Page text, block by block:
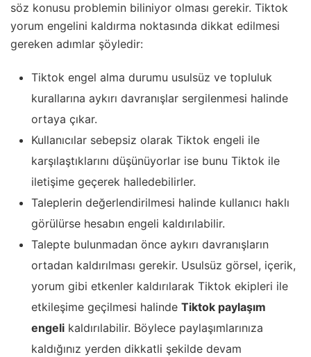
söz konusu problemin biliniyor olması gerekir. Tiktok
yorum engelini kaldırma noktasında dikkat edilmesi
gereken adımlar şöyledir:
Tiktok engel alma durumu usulsüz ve topluluk
kurallarına aykırı davranışlar sergilenmesi halinde
ortaya çıkar.
Kullanıcılar sebepsiz olarak Tiktok engeli ile
karşılaştıklarını düşünüyorlar ise bunu Tiktok ile
iletişime geçerek halledebilirler.
Taleplerin değerlendirilmesi halinde kullanıcı haklı
görülürse hesabın engeli kaldırılabilir.
Talepte bulunmadan önce aykırı davranışların
ortadan kaldırılması gerekir. Usulsüz görsel, içerik,
yorum gibi etkenler kaldırılarak Tiktok ekipleri ile
etkileşime geçilmesi halinde Tiktok paylaşım
engeli kaldırılabilir. Böylece paylaşımlarınıza
kaldığınız yerden dikkatli şekilde devam